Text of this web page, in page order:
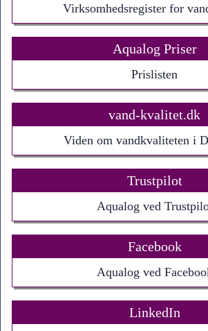
Virksomhedsregister for
Aqualog Priser
Prislisten
vand-kvalitet.dk
Viden om vandkvaliteten i
Trustpilot
Aqualog ved
Facebook
Aqualog ved
LinkedIn